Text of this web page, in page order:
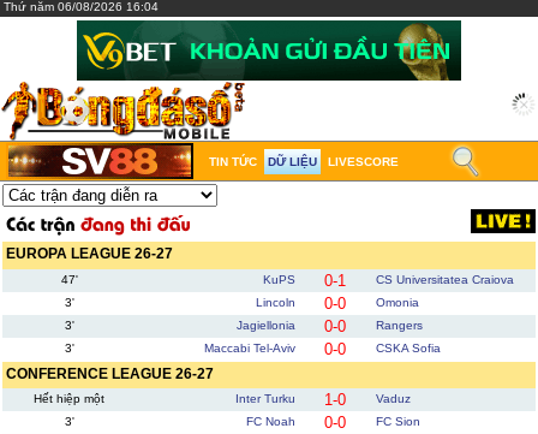
Thứ năm 06/08/2026 16:04
TIN TỨC DỮ LIỆU LIVESCORE
EUROPA LEAGUE 26-27
47' KuPS 0-1
CS Universitatea Craiova
3'
Lincoln 0-0
Omonia
3'
Jagiellonia 0-0
Rangers
3'
Maccabi Tel-Aviv 0-0 CSKA Sofia
CONFERENCE LEAGUE 26-27
Hết hiệp một Inter Turku 1-0
Vaduz
3'
FC Noah 0-0
FC Sion